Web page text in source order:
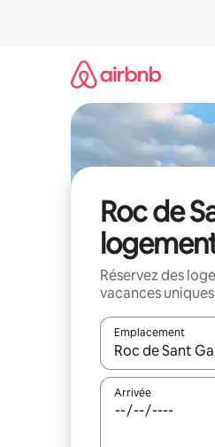
Roc de
Réservez des
vacances
Emplacement
Quand les
Arrivée